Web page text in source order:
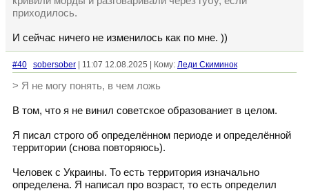
приходилось.
И сейчас ничего не изменилось как по мне. ))
#40 sobersober | 11:07 12.08.2025 | Кому: Леди Скиминок
> Я не могу понять, в чем ложь
В том, что я не винил советское образованиет в целом.
Я писал строго об определённом периоде и определённой
территории (снова повторяюсь).
Человек с Украины. То есть территория изначально
определена. Я написал про возраст, то есть определил